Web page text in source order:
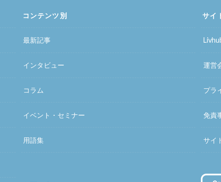
コンテンツ別
最新記事
インタビュー
コラム
イベント・セミナー
用語集
サイ
運営
プラ
免責
サイ